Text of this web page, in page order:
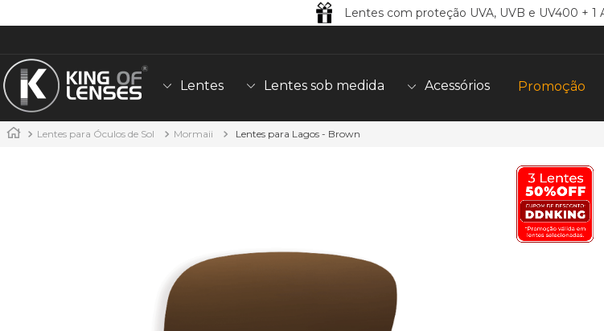
Lentes com proteção UVA, UVB e UV400 + 1
Lentes Lentes sob medida Acessórios Promoção
Lentes para Óculos de Sol Mormaii Lentes para Lagos - Brown